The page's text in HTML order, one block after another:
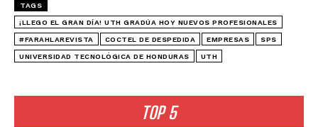
TOP 5
TAGS
¡LLEGO EL GRAN DÍA! UTH GRADÚA HOY NUEVOS PROFESIONALES
#FARAHLAREVISTA COCTEL DE DESPEDIDA EMPRESAS SPS
UNIVERSIDAD TECNOLÓGICA DE HONDURAS UTH